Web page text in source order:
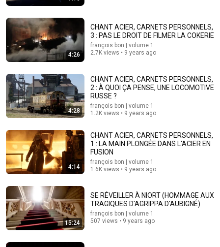
34:26
Maryse DASSIN témoigne : « JOE s’est suicidé à la
cocaīne »
4:26
CHANT ACIER, CARNETS PERSONNELS,
3 : PAS LE DROIT DE FILMER LA COKERIE
françois bon | volume 1
2.7K views • 9 years ago
4:28
CHANT ACIER, CARNETS PERSONNELS,
2 : À QUOI ÇA PENSE, UNE LOCOMOTIVE
RUSSE ?
françois bon | volume 1
1.2K views • 9 years ago
4:14
CHANT ACIER, CARNETS PERSONNELS,
1 : LA MAIN PLONGÉE DANS L'ACIER EN
FUSION
françois bon | volume 1
1.6K views • 9 years ago
15:24
SE RÉVEILLER À NIORT (HOMMAGE AUX
TRAGIQUES D'AGRIPPA D'AUBIGNÉ)
françois bon | volume 1
507 views • 9 years ago